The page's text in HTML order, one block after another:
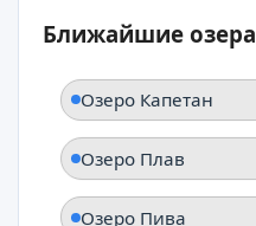
Ближайшие озера
Озеро Капетан
Озеро Плав
Озеро Пива